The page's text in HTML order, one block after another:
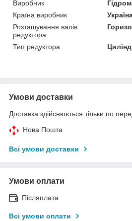
Виробник
Країна виробник
Розташування валів
редуктора
Тип редуктора
Умови доставки
Доставка здійснюється тільки по
Нова Пошта
Всі умови доставки
Умови оплати
Післяплата
Всі умови оплати